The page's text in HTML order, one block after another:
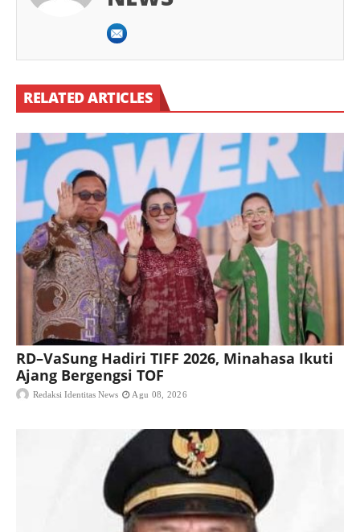
RELATED ARTICLES
RD–VaSung Hadiri TIFF 2026, Minahasa Ikuti
Ajang Bergengsi TOF
Redaksi Identitas News Agu 08, 2026